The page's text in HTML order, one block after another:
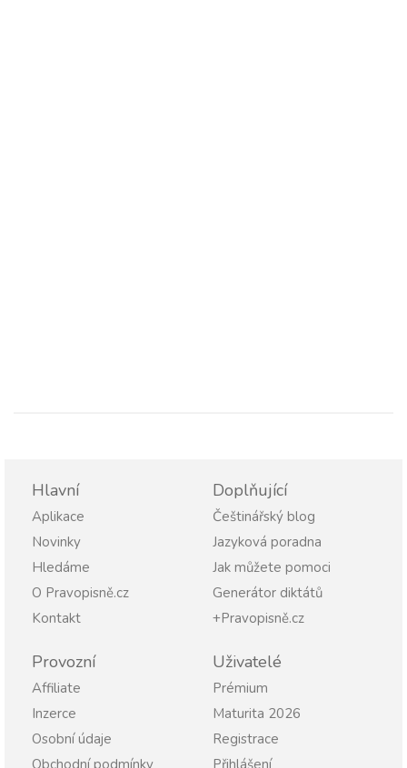
Hlavní
Aplikace
Novinky
Hledáme
O Pravopisně.cz
Kontakt
Doplňující
Češtinářský blog
Jazyková poradna
Jak můžete pomoci
Generátor diktátů
+Pravopisně.cz
Provozní
Affiliate
Inzerce
Osobní údaje
Obchodní podmínky
Uživatelé
Prémium
Maturita 2026
Registrace
Přihlášení